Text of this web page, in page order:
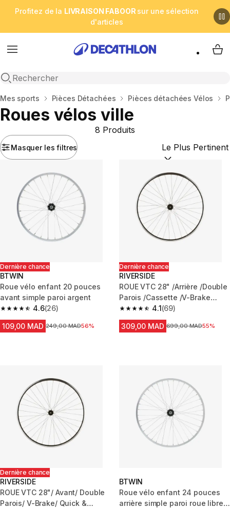
Profitez de la LIVRAISON FABOOR sur une sélection
d'articles
Menu
Open search
My
Accueil
Mes sports Pièces Détachées Pièces détachées Vélos
Roues vélos ville
Masquer les filtres
8 Produits
Trier par :
Dernière chance
BTWIN
Roue vélo enfant 20 pouces
avant simple paroi argent
4.6
4.6 out of 5 stars from 26 reviews
(26)
109,00 MAD Prix avant la réduction
249,00 MAD56%
Dernière chance
RIVERSIDE
ROUE VTC 28" /Arrière /Double
Parois /Cassette /V-Brake
/Quick&Release/ Noire
4.1
4.1 out of 5 stars from 69
(69)
309,00 MAD Prix avant la réduction
699,00 MAD55%
Dernière chance
RIVERSIDE
ROUE VTC 28"/ Avant/ Double
Parois/ V-Brake/ Quick &
BTWIN
Roue vélo enfant 24 pouces
arrière simple paroi roue libre